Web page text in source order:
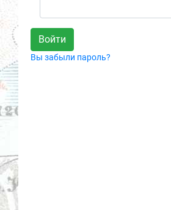
Контакты
Партнеры
Вы забыли пароль?